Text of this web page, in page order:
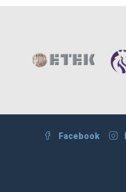
Facebook